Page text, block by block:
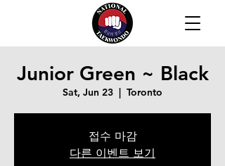
Junior Green ~ Black
Sat, Jun 23
  |
Toronto
접수 마감
다른 이벤트 보기